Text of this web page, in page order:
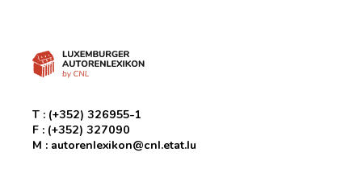
T : (+352) 326955-1
F : (+352) 327090
M : autorenlexikon@cnl.etat.lu